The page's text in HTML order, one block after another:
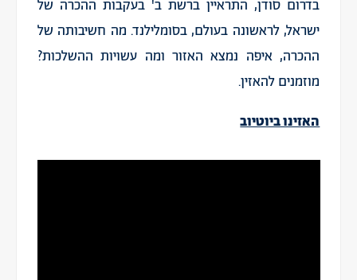
בדרום סודן, התראיין ברשת ב' בעקבות ההכרה של
ישראל, לראשונה בעולם, בסומלילנד. מה חשיבותה של
ההכרה, איפה נמצא האזור ומה עשויות ההשלכות?
מוזמנים להאזין.
האזינו ביוטיוב